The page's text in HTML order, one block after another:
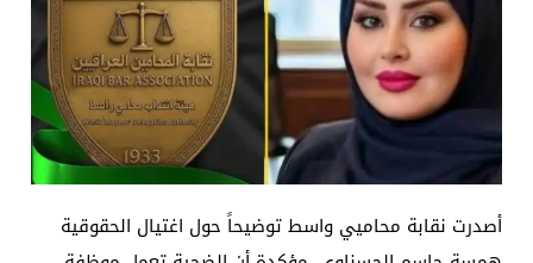
أصدرت نقابة محاميي واسط توضيحاً حول اغتيال الحقوقية